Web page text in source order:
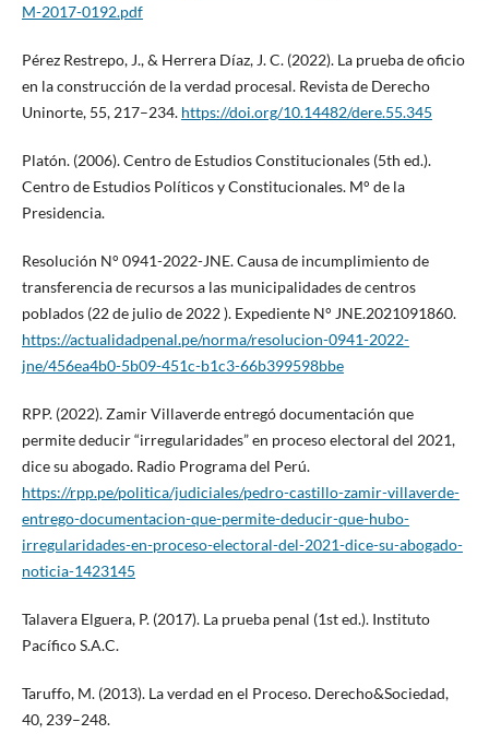
M-2017-0192.pdf
Pérez Restrepo, J., & Herrera Díaz, J. C. (2022). La prueba de oficio
en la construcción de la verdad procesal. Revista de Derecho
Uninorte, 55, 217–234. https://doi.org/10.14482/dere.55.345
Platón. (2006). Centro de Estudios Constitucionales (5th ed.).
Centro de Estudios Políticos y Constitucionales. M° de la
Presidencia.
Resolución N° 0941-2022-JNE. Causa de incumplimiento de
transferencia de recursos a las municipalidades de centros
poblados (22 de julio de 2022 ). Expediente N° JNE.2021091860.
https://actualidadpenal.pe/norma/resolucion-0941-2022-
jne/456ea4b0-5b09-451c-b1c3-66b399598bbe
RPP. (2022). Zamir Villaverde entregó documentación que
permite deducir “irregularidades” en proceso electoral del 2021,
dice su abogado. Radio Programa del Perú.
https://rpp.pe/politica/judiciales/pedro-castillo-zamir-villaverde-
entrego-documentacion-que-permite-deducir-que-hubo-
irregularidades-en-proceso-electoral-del-2021-dice-su-abogado-
noticia-1423145
Talavera Elguera, P. (2017). La prueba penal (1st ed.). Instituto
Pacífico S.A.C.
Taruffo, M. (2013). La verdad en el Proceso. Derecho&Sociedad,
40, 239–248.